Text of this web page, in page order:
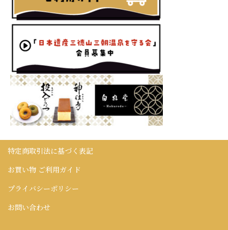
特定商取引法に基づく表記
お買い物 ご利用ガイド
プライバシーポリシー
お問い合わせ